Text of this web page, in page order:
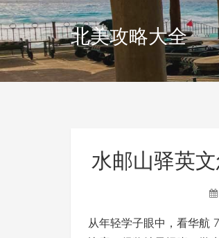
北美攻略大全
水邮山驿英
从年轻学子眼中，看华航